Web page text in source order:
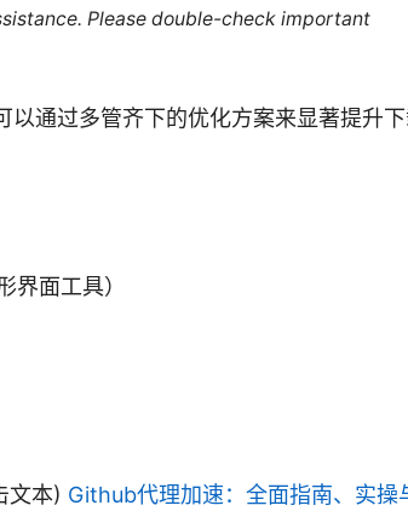
Please double-check important
通过多管齐下的优化方案来显著提升
界面工具）
文本) Github代理加速：全面指南、实操